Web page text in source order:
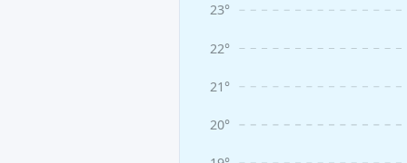
20°
21°
22°
23°